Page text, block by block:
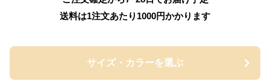
送料は1注文あたり 1000円かかります
サイズ・カラーを選ぶ